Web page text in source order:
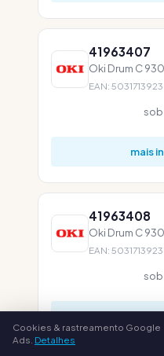
41963407
Oki Drum C
EAN:
mais
41963408
Oki Drum C
EAN:
mais
Cookies & rastreamento Google
Ads. Detalhes